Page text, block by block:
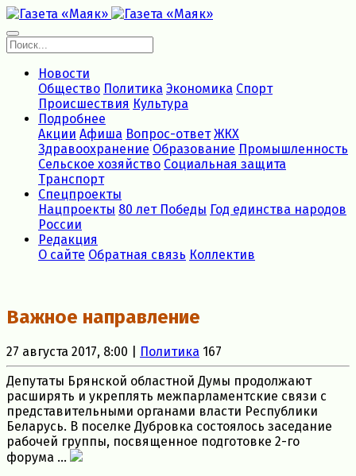
Новости
Общество Политика Экономика Спорт
Происшествия Культура
Подробнее
Акции Афиша Вопрос-ответ ЖКХ
Здравоохранение Образование Промышленность
Сельское хозяйство Социальная защита
Транспорт
Спецпроекты
Нацпроекты 80 лет Победы Год единства народов
России
Редакция
О сайте Обратная связь Коллектив
Важное направление
27 августа 2017, 8:00 | Политика 167
Депутаты Брянской областной Думы продолжают
расширять и укреплять межпарламентские связи с
представительными органами власти Республики
Беларусь. В поселке Дубровка состоялось заседание
рабочей группы, посвященное подготовке 2-го
форума ...